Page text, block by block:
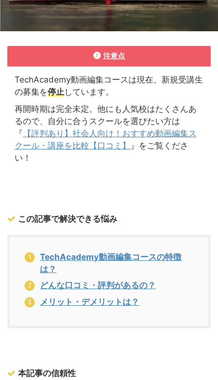
注意点
TechAcademy動画編集コースは現在、新規受講生
の募集を停止しています。
再開時期は完全未定。他にも人気校はたくさんあ
るので、自分に合うスクールを選びたい方は
『 【評判あり】社会人向け！おすすめ動画編集ス
クール・講座を比較【口コミ】
』をご覧くださ
い！
この記事で解決できる悩み
TechAcademy動画編集コースの特徴
は？
どんな口コミ・評判があるの？
メリット・デメリットは？
本記事の信頼性